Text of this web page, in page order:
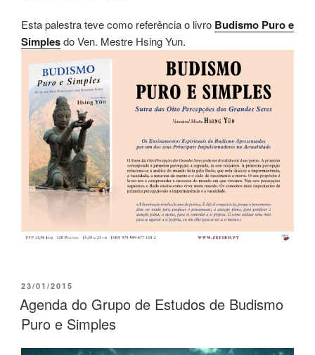
Esta palestra teve como referência o livro Budismo Puro e
Simplesdo Ven. Mestre Hsing Yun.
23/01/2015
Agenda do Grupo de Estudos de Budismo
Puro e Simples